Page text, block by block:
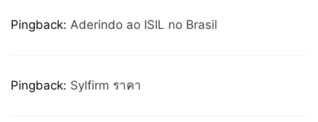
Pingback: Aderindo ao ISIL no Brasil
Pingback: Sylfirm ราคา